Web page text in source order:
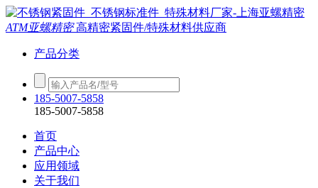
ATM亚螺精密高精密紧固件/特殊材料供应商
产品分类
185-5007-5858
185-5007-5858
首页
产品中心
应用领域
关于我们